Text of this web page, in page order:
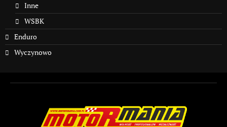
Inne
WSBK
Enduro
Wyczynowo